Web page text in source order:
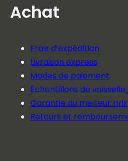
Achat
Frais d’expédition
Livraison express
Modes de paiement
Échantillons de
Garantie du meilleur prix
Retours et